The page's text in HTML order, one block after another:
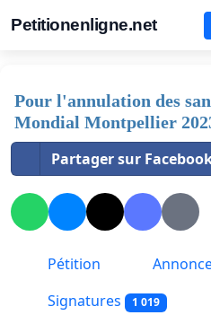
Petitionenligne.net
Pour l'annulation des
Mondial Montpellier
Partager sur
Pétition
Signatures 1 019